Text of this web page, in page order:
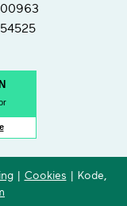
| Cookies | Kode,